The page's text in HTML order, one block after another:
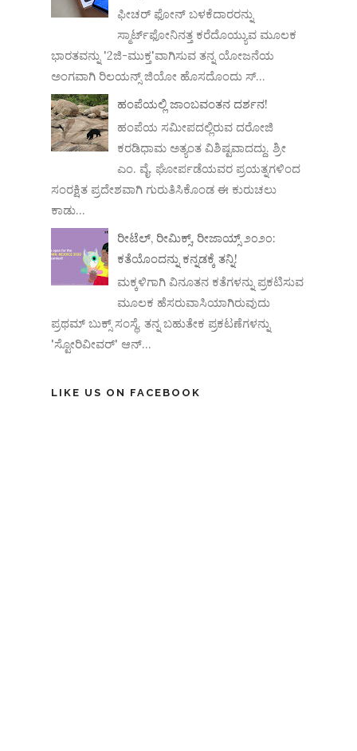
ಫೀಚರ್ ಫೋನ್ ಬಳಕೆದಾರರನ್ನು
ಸ್ಮಾರ್ಟ್‌ಫೋನಿನತ್ತ ಕರೆದೊಯ್ಯುವ ಮೂಲಕ
ಭಾರತವನ್ನು '2ಜಿ-ಮುಕ್ತ'ವಾಗಿಸುವ ತನ್ನ ಯೋಜನೆಯ
ಅಂಗವಾಗಿ ರಿಲಯನ್ಸ್ ಜಿಯೋ ಹೊಸದೊಂದು ಸ್...
ಹಂಪೆಯಲ್ಲಿ ಜಾಂಬವಂತನ ದರ್ಶನ!
ಹಂಪೆಯ ಸಮೀಪದಲ್ಲಿರುವ ದರೋಜಿ
ಕರಡಿಧಾಮ ಅತ್ಯಂತ ವಿಶಿಷ್ಟವಾದದ್ದು. ಶ್ರೀ
ಎಂ. ವೈ. ಘೋರ್ಪಡೆಯವರ ಪ್ರಯತ್ನಗಳಿಂದ
ಸಂರಕ್ಷಿತ ಪ್ರದೇಶವಾಗಿ ಗುರುತಿಸಿಕೊಂಡ ಈ ಕುರುಚಲು
ಕಾಡು...
ರೀಟೆಲ್, ರೀಮಿಕ್ಸ್, ರೀಜಾಯ್ಸ್ ೨೦೨೦:
ಕತೆಯೊಂದನ್ನು ಕನ್ನಡಕ್ಕೆ ತನ್ನಿ!
ಮಕ್ಕಳಿಗಾಗಿ ವಿನೂತನ ಕತೆಗಳನ್ನು ಪ್ರಕಟಿಸುವ
ಮೂಲಕ ಹೆಸರುವಾಸಿಯಾಗಿರುವುದು
ಪ್ರಥಮ್ ಬುಕ್ಸ್ ಸಂಸ್ಥೆ. ತನ್ನ ಬಹುತೇಕ ಪ್ರಕಟಣೆಗಳನ್ನು
'ಸ್ಟೋರಿವೀವರ್' ಆನ್‌...
LIKE US ON FACEBOOK